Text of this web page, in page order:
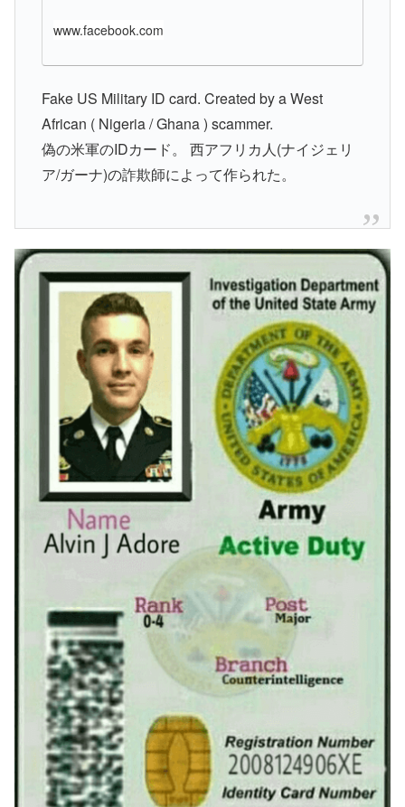
www.facebook.com
Fake US Military ID card. Created by a West
African ( Nigeria / Ghana ) scammer.
偽の米軍のIDカード。 西アフリカ人(ナイジェリ
ア/ガーナ)の詐欺師によって作られた。